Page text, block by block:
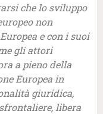
che lo sviluppo
non
e con i suoi
gli attori
a pieno della
Europea in
giuridica,
libera